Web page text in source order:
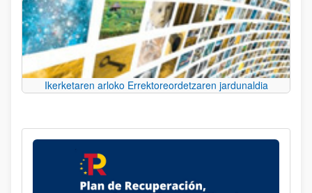
Ikerketaren arloko Errektoreordetzaren jardunaldia